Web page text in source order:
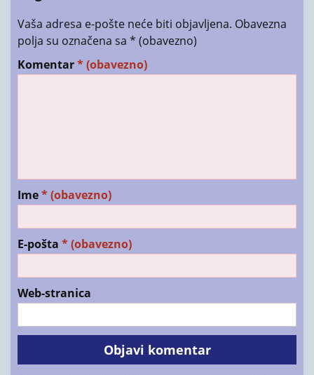
Vaša adresa e-pošte neće biti objavljena. Obavezna
polja su označena sa * (obavezno)
Komentar* (obavezno)
Ime* (obavezno)
E-pošta * (obavezno)
Web-stranica